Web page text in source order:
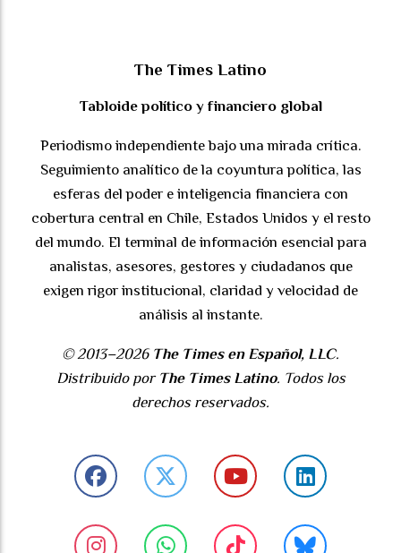
The Times Latino
Tabloide político y financiero global
Periodismo independiente bajo una mirada crítica.
Seguimiento analítico de la coyuntura política, las
esferas del poder e inteligencia financiera con
cobertura central en Chile, Estados Unidos y el resto
del mundo. El terminal de información esencial para
analistas, asesores, gestores y ciudadanos que
exigen rigor institucional, claridad y velocidad de
análisis al instante.
© 2013–2026 The Times en Español, LLC.
Distribuido por The Times Latino. Todos los
derechos reservados.